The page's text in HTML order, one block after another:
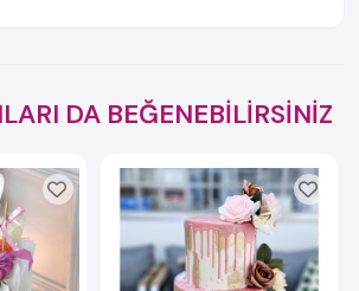
DA BEĞENEBİLİRSİNİZ